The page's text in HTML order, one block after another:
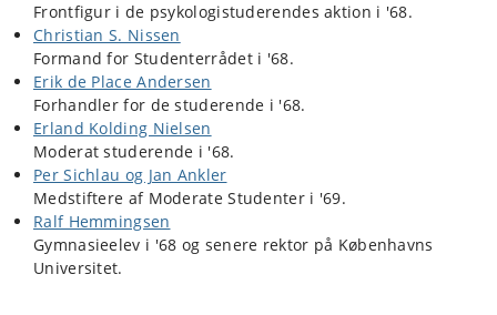
Frontfigur i de psykologistuderendes aktion i '68.
Christian S. Nissen
Formand for Studenterrådet i '68.
Erik de Place Andersen
Forhandler for de studerende i '68.
Erland Kolding Nielsen
Moderat studerende i '68.
Per Sichlau og Jan Ankler
Medstiftere af Moderate Studenter i '69.
Ralf Hemmingsen
Gymnasieelev i '68 og senere rektor på Københavns
Universitet.